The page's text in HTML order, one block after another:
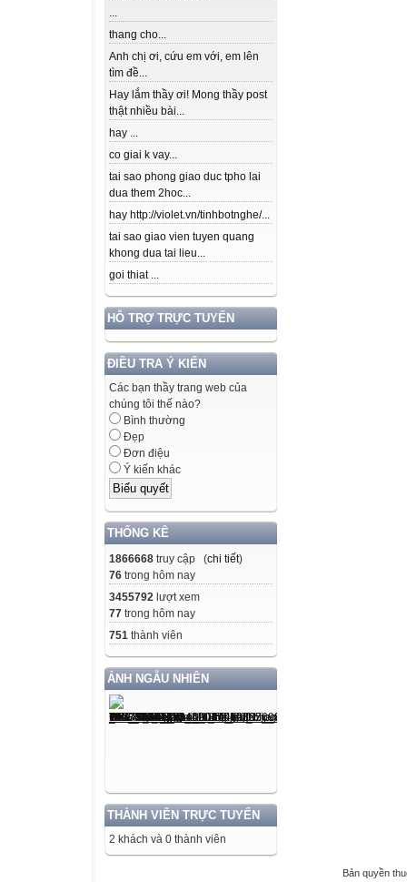
...
thang cho...
Anh chị ơi, cứu em với, em lên
tìm đề...
Hay lắm thầy ơi! Mong thầy post
thật nhiều bài...
hay ...
co giai k vay...
tai sao phong giao duc tpho lai
dua them 2hoc...
hay http://violet.vn/tinhbotnghe/...
tai sao giao vien tuyen quang
khong dua tai lieu...
goi thiat ...
HỖ TRỢ TRỰC TUYẾN
ĐIỀU TRA Ý KIẾN
Các bạn thầy trang web của
chúng tôi thế nào?
Bình thường
Đẹp
Đơn điệu
Ý kiến khác
THỐNG KÊ
1866668 truy cập (chi tiết)
76 trong hôm nay
3455792 lượt xem
77 trong hôm nay
751 thành viên
ẢNH NGẪU NHIÊN
THÀNH VIÊN TRỰC TUYẾN
2 khách và 0 thành viên
Bản quyền